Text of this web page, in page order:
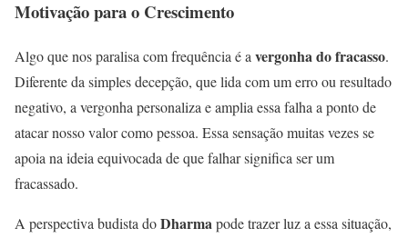
Motivação para o Crescimento
Algo que nos paralisa com frequência é a vergonha do fracasso.
Diferente da simples decepção, que lida com um erro ou resultado
negativo, a vergonha personaliza e amplia essa falha a ponto de
atacar nosso valor como pessoa. Essa sensação muitas vezes se
apoia na ideia equivocada de que falhar significa ser um
fracassado.
A perspectiva budista doDharmapode trazer luz a essa situação,